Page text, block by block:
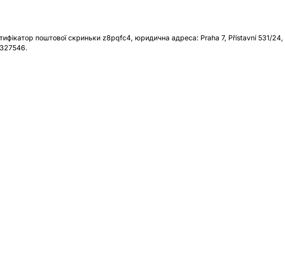
поштової скриньки z8pqfc4, юридична адреса: Praha 7, Přístavní 531/24,